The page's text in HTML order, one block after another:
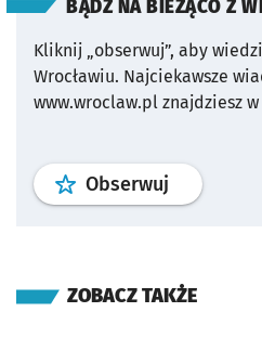
BĄDŹ NA BIEŻĄCO Z
Kliknij „obserwuj”, aby
Wrocławiu. Najciekawsze
www.wroclaw.pl znajdziesz w
Obserwuj profil
ZOBACZ TAKŻE